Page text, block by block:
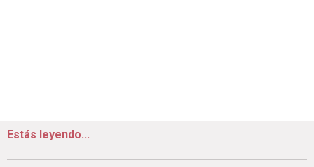
Estás leyendo...